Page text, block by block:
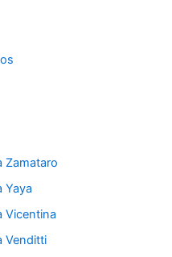
Zamataro
Yaya
Vicentina
Venditti